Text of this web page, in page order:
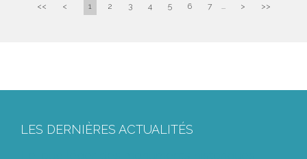
<< < 1 2 3 4 5 6 7 ... > >>
LES DERNIÈRES ACTUALITÉS